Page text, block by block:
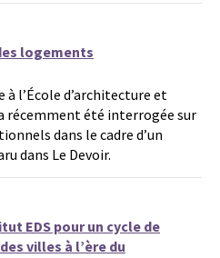
logements
à l’École d’architecture et
récemment été interrogée sur
dans le cadre d’un
dans Le Devoir.
EDS pour un cycle de
villes à l’ère du